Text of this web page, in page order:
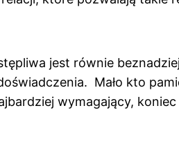
jest równie
Mało kto
wymagający,